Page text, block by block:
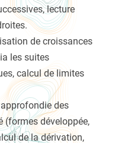
lecture
de croissances
les suites
calcul de limites
approfondie des
(formes développée,
de la dérivation,